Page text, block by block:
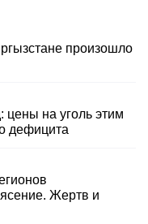
произошло
цены на уголь этим
дефицита
Жертв и